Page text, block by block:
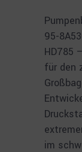
95-
HD785
für den
im